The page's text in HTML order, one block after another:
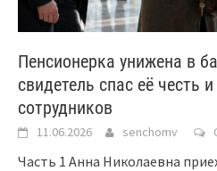
Пенсионерка унижена в
свидетель спас её честь
сотрудников
11.06.2026 senchomv
Часть 1 Анна Николаевна